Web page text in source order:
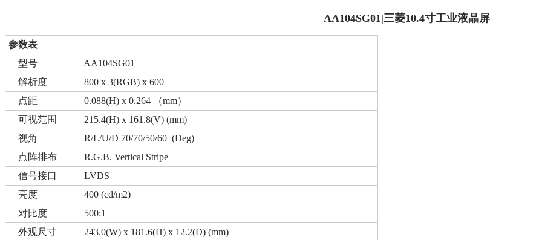
AA104SG01|三菱10.4寸工业液晶屏
参数表
型号
AA104SG01
解析度
800 x 3(RGB) x 600
点距
0.088(H) x 0.264 （mm）
可视范围
215.4(H) x 161.8(V) (mm)
视角
R/L/U/D 70/70/50/60 (Deg)
点阵排布
R.G.B. Vertical Stripe
信号接口
LVDS
亮度
400 (cd/m2)
对比度
500:1
外观尺寸
243.0(W) x 181.6(H) x 12.2(D) (mm)